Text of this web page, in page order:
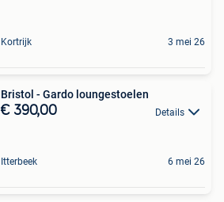
Kortrijk 3 mei 26
Bristol - Gardo loungestoelen
€ 390,00 Details
Itterbeek 6 mei 26